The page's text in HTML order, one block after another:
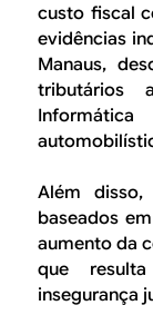
custo fiscal
evidências
Manaus,
tributários
Além
baseados
aumento da
que
insegurança